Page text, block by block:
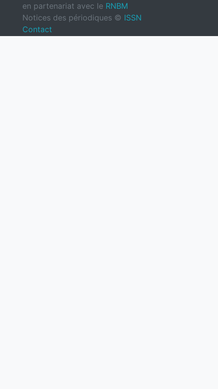
en partenariat avec le RNBM
Notices des périodiques © ISSN
Contact